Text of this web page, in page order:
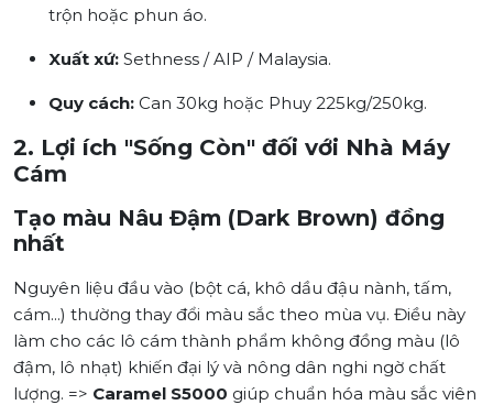
trộn hoặc phun áo.
Xuất xứ: Sethness / AIP / Malaysia.
Quy cách: Can 30kg hoặc Phuy 225kg/250kg.
2. Lợi ích "Sống Còn" đối với Nhà Máy
Cám
Tạo màu Nâu Đậm (Dark Brown) đồng
nhất
Nguyên liệu đầu vào (bột cá, khô dầu đậu nành, tấm,
cám...) thường thay đổi màu sắc theo mùa vụ. Điều này
làm cho các lô cám thành phẩm không đồng màu (lô
đậm, lô nhạt) khiến đại lý và nông dân nghi ngờ chất
lượng. => Caramel S5000 giúp chuẩn hóa màu sắc viên